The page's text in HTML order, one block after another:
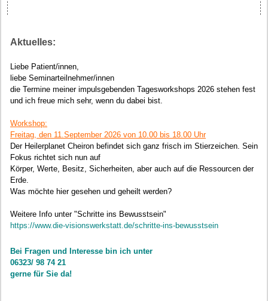
Aktuelles:
Liebe Patient/innen,
liebe Seminarteilnehmer/innen
die Termine meiner impulsgebenden Tagesworkshops 2026 stehen fest
und ich freue mich sehr, wenn du dabei bist.
Workshop:
Freitag, den 11.September 2026 von 10.00 bis 18.00 Uhr
Der Heilerplanet Cheiron befindet sich ganz frisch im Stierzeichen. Sein
Fokus richtet sich nun auf
Körper, Werte, Besitz, Sicherheiten, aber auch auf die Ressourcen der
Erde.
Was möchte hier gesehen und geheilt werden?
Weitere Info unter "Schritte ins Bewusstsein"
https://www.die-visionswerkstatt.de/schritte-ins-bewusstsein
Bei Fragen und Interesse bin ich unter
06323/ 98 74 21
gerne für Sie da!